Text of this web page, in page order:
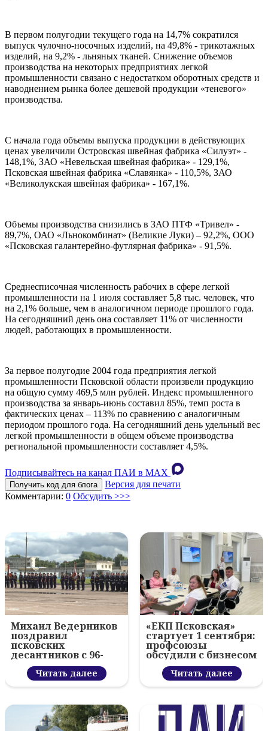
В первом полугодии текущего года на 14,7% сократился
выпуск чулочно-носочных изделий, на 49,8% - трикотажных
изделий, на 9,2% - льняных тканей. Снижение объемов
производства на некоторых предприятиях легкой
промышленности связано с недостатком оборотных средств и
наводнением рынка более дешевой продукции «теневого»
производства.
С начала года объемы выпуска продукции в действующих
ценах увеличили Островская швейная фабрика «Силуэт» -
148,1%, ЗАО «Невельская швейная фабрика» - 129,1%,
Псковская швейная фабрика «Славянка» - 110,5%, ЗАО
«Великолукская швейная фабрика» - 167,1%.
Объемы производства снизились в ЗАО ПТФ «Тривел» -
89,7%, ОАО «Льнокомбинат» (Великие Луки) – 92,2%, ООО
«Псковская галантерейно-футлярная фабрика» - 91,5%.
Среднесписочная численность рабочих в сфере легкой
промышленности на 1 июля составляет 5,8 тыс. человек, что
на 2,1% больше, чем в аналогичном периоде прошлого года.
На сегодняшний день она составляет 11% от численности
людей, работающих в промышленности.
За первое полугодие 2004 года предприятия легкой
промышленности Псковской области произвели продукцию
на общую сумму 469,5 млн рублей. Индекс промышленного
производства за январь-июнь составил 85%, темп роста в
фактических ценах – 113% по сравнению с аналогичным
периодом прошлого года. На сегодняшний день удельный вес
легкой промышленности в общем объеме производства
региональной промышленности составляет 4,5%.
Подписывайтесь на канал ПАИ в MAХ
Получить код для блога
Версия для печати
Комментарии: 0 Обсудить >>>
Михаил Ведерников
поздравил
псковских
десантников с 96-
летием ВДВ и
вручил награды
Читать далее
«ЕКП Псковская»
стартует 1 сентября:
профсоюзы
обсудили с бизнесом
новый цифровой
проектЧитать далее